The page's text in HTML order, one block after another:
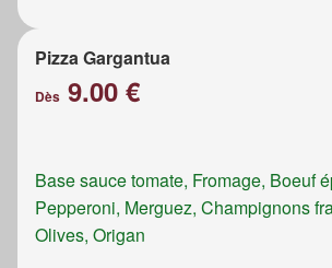
Pizza Gargantua
Dès 9.00 €
Base sauce tomate, Fromage, Boeuf
Pepperoni, Merguez, Champignons
Olives, Origan